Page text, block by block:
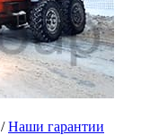
/Наши гарантии